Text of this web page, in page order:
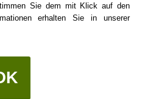
Sie dem mit Klick auf den
erhalten Sie in unserer